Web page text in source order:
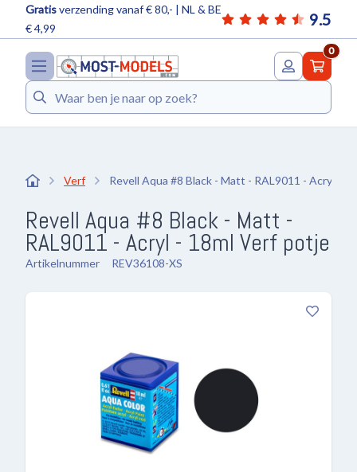
9.5
Gratisverzending vanaf € 80,- | NL & BE
€ 4,99
0
Zoeken
Verf Revell Aqua #8 Black - Matt - RAL9011 - Acryl -
Revell Aqua #8 Black - Matt -
RAL9011 - Acryl - 18ml Verf potje
Artikelnummer REV36108-XS